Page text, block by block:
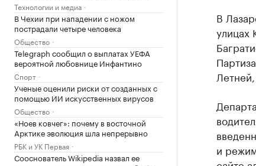
Технологии и медиа
В Чехии при нападении с ножом
пострадали четыре человека
Общество
Telegraph сообщил о выплатах УЕФА
вероятной любовнице Инфантино
Спорт
Ученые оценили риски от созданных с
помощью ИИ искусственных вирусов
Общество
«Ноев ковчег»: почему в восточной
Арктике эволюция шла непрерывно
РБК и УК Первая
Сооснователь Wikipedia назвал ее
В
улицах
и